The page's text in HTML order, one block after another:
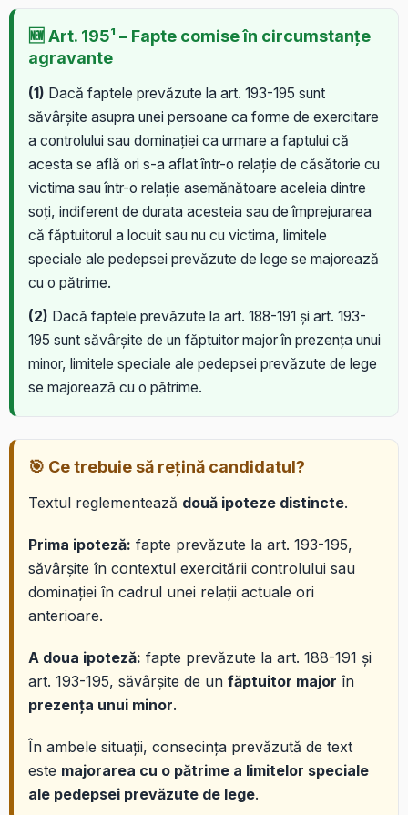
🆕 Art. 195¹ – Fapte comise în circumstanțe
agravante
(1) Dacă faptele prevăzute la art. 193-195 sunt
săvârșite asupra unei persoane ca forme de exercitare
a controlului sau dominației ca urmare a faptului că
acesta se află ori s-a aflat într-o relație de căsătorie cu
victima sau într-o relație asemănătoare aceleia dintre
soți, indiferent de durata acesteia sau de împrejurarea
că făptuitorul a locuit sau nu cu victima, limitele
speciale ale pedepsei prevăzute de lege se majorează
cu o pătrime.
(2) Dacă faptele prevăzute la art. 188-191 și art. 193-
195 sunt săvârșite de un făptuitor major în prezența unui
minor, limitele speciale ale pedepsei prevăzute de lege
se majorează cu o pătrime.
🎯 Ce trebuie să rețină candidatul?
Textul reglementează două ipoteze distincte.
Prima ipoteză: fapte prevăzute la art. 193-195,
săvârșite în contextul exercitării controlului sau
dominației în cadrul unei relații actuale ori
anterioare.
A doua ipoteză: fapte prevăzute la art. 188-191 și
art. 193-195, săvârșite de un făptuitor major în
prezența unui minor.
În ambele situații, consecința prevăzută de text
este majorarea cu o pătrime a limitelor speciale
ale pedepsei prevăzute de lege.